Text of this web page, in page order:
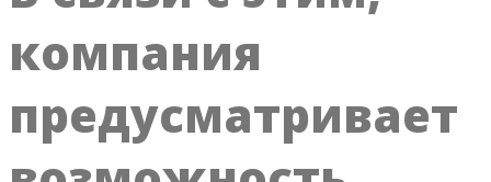
компания
предусматривает